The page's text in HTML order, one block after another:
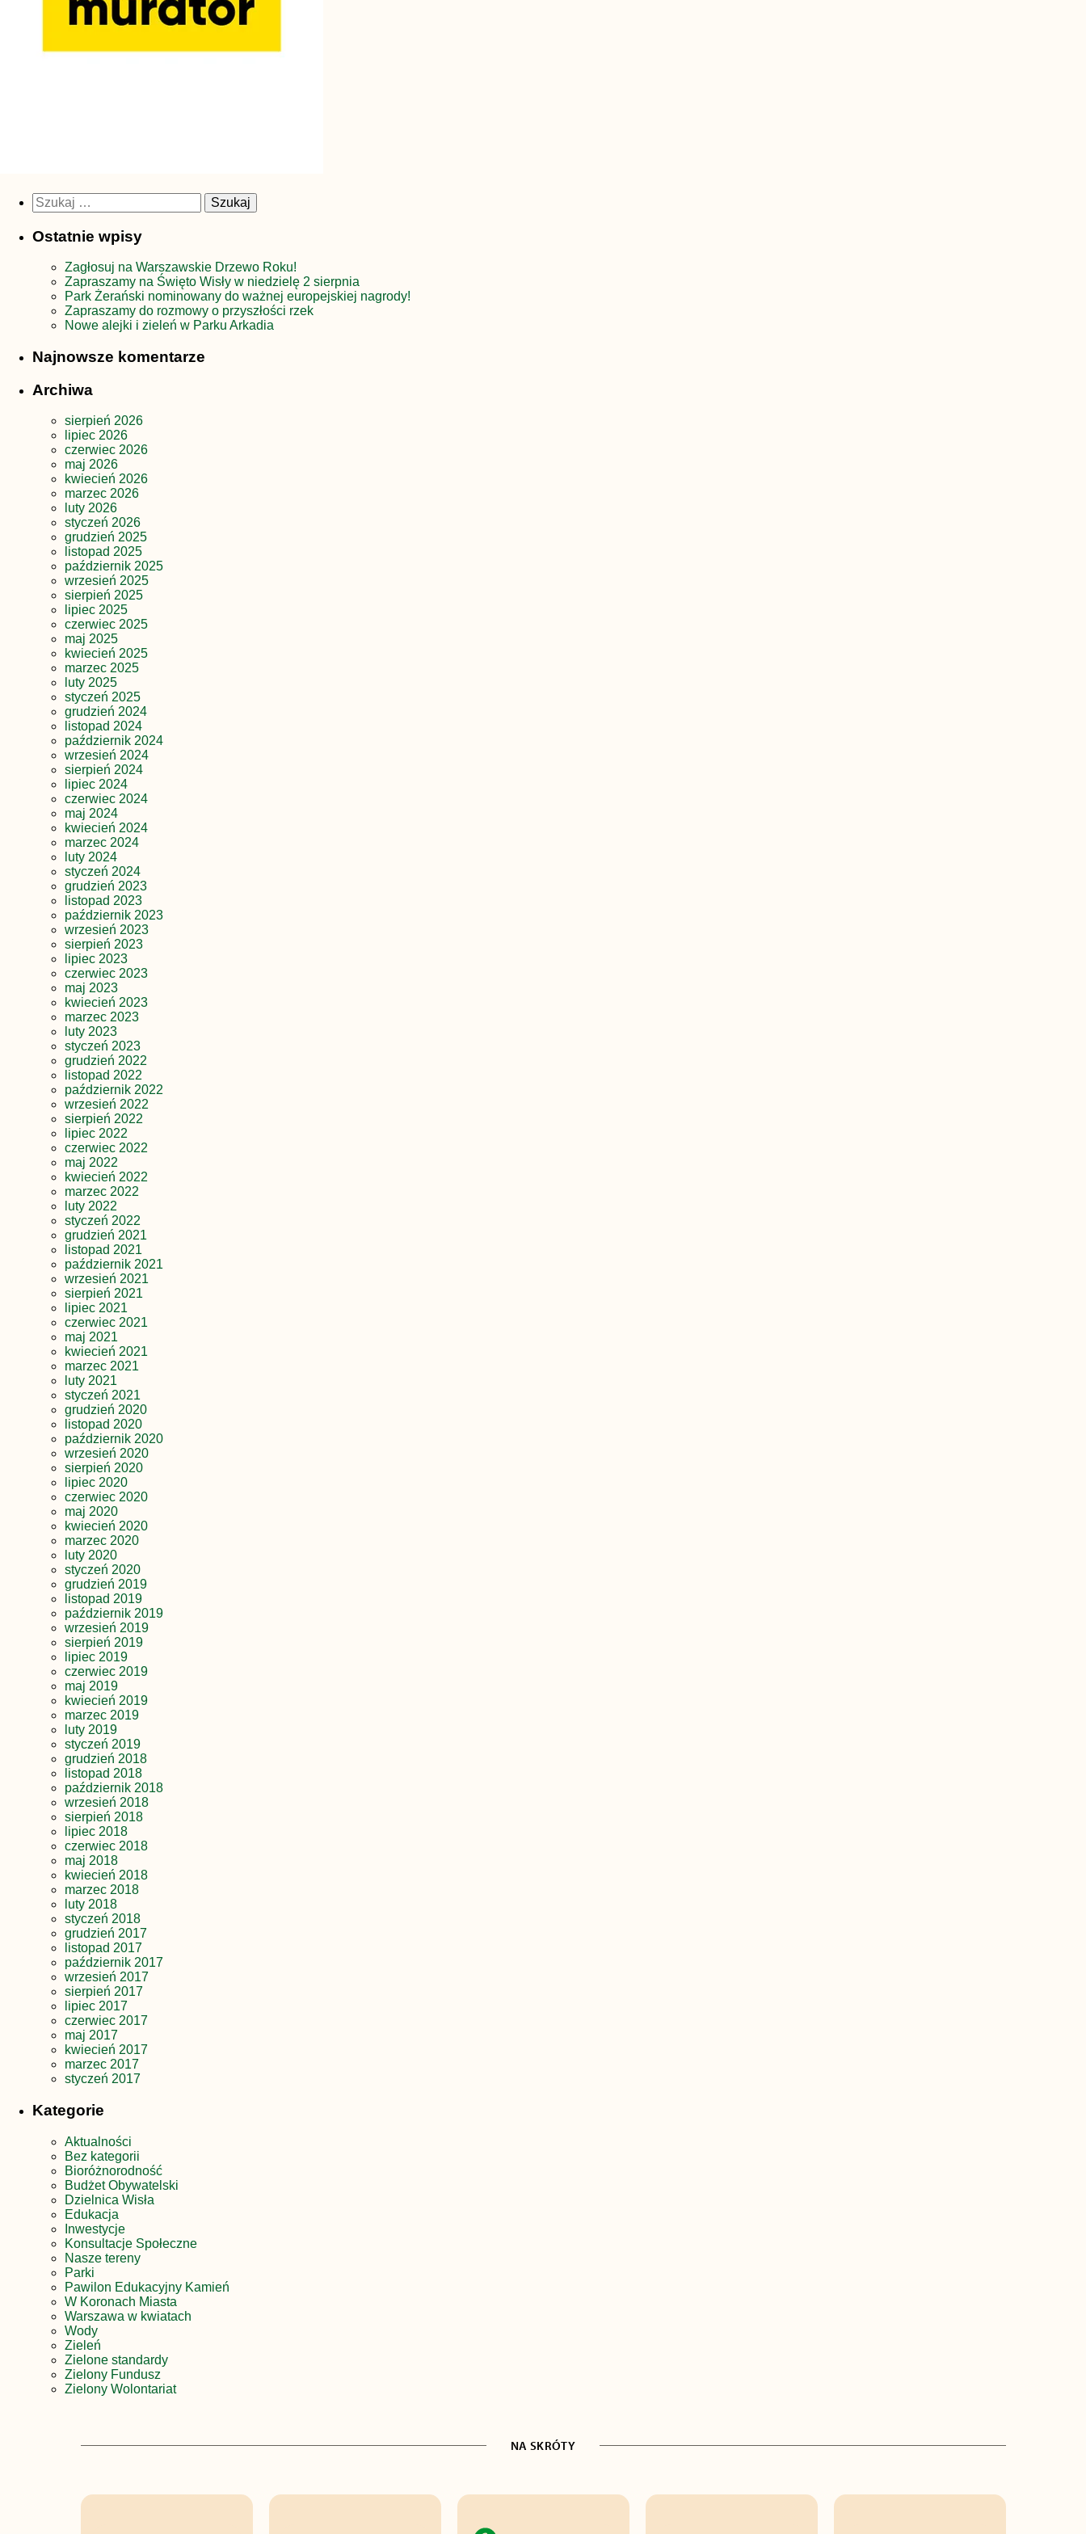
Szukaj:
Ostatnie wpisy
Zagłosuj na Warszawskie Drzewo Roku!
Zapraszamy na Święto Wisły w niedzielę 2 sierpnia
Park Żerański nominowany do ważnej europejskiej nagrody!
Zapraszamy do rozmowy o przyszłości rzek
Nowe alejki i zieleń w Parku Arkadia
Najnowsze komentarze
Archiwa
sierpień 2026
lipiec 2026
czerwiec 2026
maj 2026
kwiecień 2026
marzec 2026
luty 2026
styczeń 2026
grudzień 2025
listopad 2025
październik 2025
wrzesień 2025
sierpień 2025
lipiec 2025
czerwiec 2025
maj 2025
kwiecień 2025
marzec 2025
luty 2025
styczeń 2025
grudzień 2024
listopad 2024
październik 2024
wrzesień 2024
sierpień 2024
lipiec 2024
czerwiec 2024
maj 2024
kwiecień 2024
marzec 2024
luty 2024
styczeń 2024
grudzień 2023
listopad 2023
październik 2023
wrzesień 2023
sierpień 2023
lipiec 2023
czerwiec 2023
maj 2023
kwiecień 2023
marzec 2023
luty 2023
styczeń 2023
grudzień 2022
listopad 2022
październik 2022
wrzesień 2022
sierpień 2022
lipiec 2022
czerwiec 2022
maj 2022
kwiecień 2022
marzec 2022
luty 2022
styczeń 2022
grudzień 2021
listopad 2021
październik 2021
wrzesień 2021
sierpień 2021
lipiec 2021
czerwiec 2021
maj 2021
kwiecień 2021
marzec 2021
luty 2021
styczeń 2021
grudzień 2020
listopad 2020
październik 2020
wrzesień 2020
sierpień 2020
lipiec 2020
czerwiec 2020
maj 2020
kwiecień 2020
marzec 2020
luty 2020
styczeń 2020
grudzień 2019
listopad 2019
październik 2019
wrzesień 2019
sierpień 2019
lipiec 2019
czerwiec 2019
maj 2019
kwiecień 2019
marzec 2019
luty 2019
styczeń 2019
grudzień 2018
listopad 2018
październik 2018
wrzesień 2018
sierpień 2018
lipiec 2018
czerwiec 2018
maj 2018
kwiecień 2018
marzec 2018
luty 2018
styczeń 2018
grudzień 2017
listopad 2017
październik 2017
wrzesień 2017
sierpień 2017
lipiec 2017
czerwiec 2017
maj 2017
kwiecień 2017
marzec 2017
styczeń 2017
Kategorie
Aktualności
Bez kategorii
Bioróżnorodność
Budżet Obywatelski
Dzielnica Wisła
Edukacja
Inwestycje
Konsultacje Społeczne
Nasze tereny
Parki
Pawilon Edukacyjny Kamień
W Koronach Miasta
Warszawa w kwiatach
Wody
Zieleń
Zielone standardy
Zielony Fundusz
Zielony Wolontariat
NA SKRÓTY